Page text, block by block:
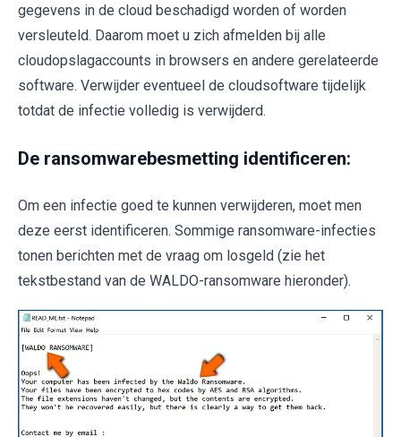
gegevens in de cloud beschadigd worden of worden
versleuteld. Daarom moet u zich afmelden bij alle
cloudopslagaccounts in browsers en andere gerelateerde
software. Verwijder eventueel de cloudsoftware tijdelijk
totdat de infectie volledig is verwijderd.
De ransomwarebesmetting identificeren:
Om een infectie goed te kunnen verwijderen, moet men
deze eerst identificeren. Sommige ransomware-infecties
tonen berichten met de vraag om losgeld (zie het
tekstbestand van de WALDO-ransomware hieronder).